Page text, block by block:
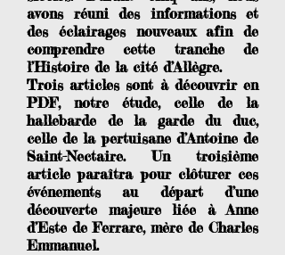
avons réuni des informations et
des éclairages nouveaux afin de
comprendre cette tranche de
l’Histoire de la cité d’Allègre.
Trois articles sont à découvrir en
PDF, notre étude, celle de la
hallebarde de la garde du duc,
celle de la pertuisane d’Antoine de
Saint-Nectaire. Un troisième
article paraîtra pour clôturer ces
événements au départ d’une
découverte majeure liée à Anne
d’Este de Ferrare, mère de Charles
Emmanuel.